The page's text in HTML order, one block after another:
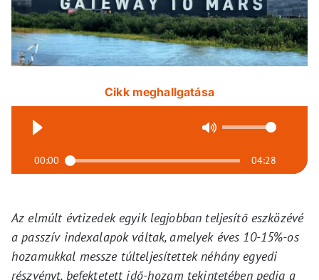
Cikk meghallgatása
00:00 04:28
Az elmúlt évtizedek egyik legjobban teljesítő eszközévé
a passzív indexalapok váltak, amelyek éves 10-15%-os
hozamukkal messze túlteljesítettek néhány egyedi
részvényt, befektetett idő-hozam tekintetében pedig a